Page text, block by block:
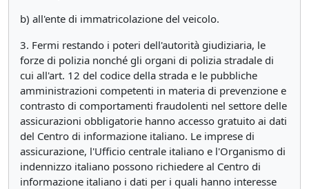
b) all'ente di immatricolazione del veicolo.
3. Fermi restando i poteri dell'autorità giudiziaria, le
forze di polizia nonché gli organi di polizia stradale di
cui all'art. 12 del codice della strada e le pubbliche
amministrazioni competenti in materia di prevenzione e
contrasto di comportamenti fraudolenti nel settore delle
assicurazioni obbligatorie hanno accesso gratuito ai dati
del Centro di informazione italiano. Le imprese di
assicurazione, l'Ufficio centrale italiano e l'Organismo di
indennizzo italiano possono richiedere al Centro di
informazione italiano i dati per i quali hanno interesse